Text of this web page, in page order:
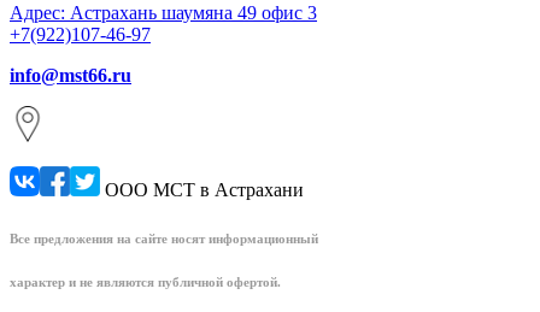
Адрес: Астрахань шаумяна 49 офис 3
+7(922)107-46-97
info@mst66.ru
ООО МСТ в Астрахани
Все предложения на сайте носят информационный
характер и не являются публичной офертой.